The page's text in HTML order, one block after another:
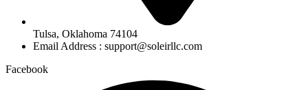
Tulsa, Oklahoma 74104
Email Address : support@soleirllc.com
Facebook